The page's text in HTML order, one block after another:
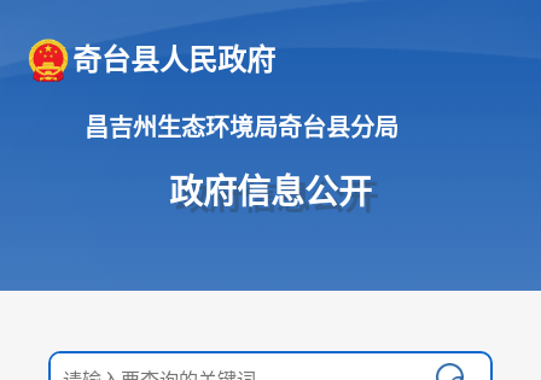
奇台县人民政府
昌吉州生态环境局奇台县分局
政府信息公开